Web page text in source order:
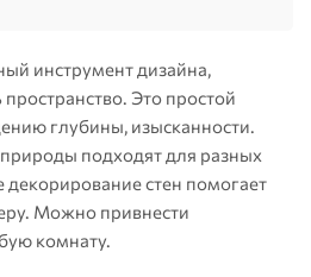
инструмент дизайна,
Это простой
глубины, изысканности.
подходят для разных
декорирование стен помогает
Можно привнести
комнату.